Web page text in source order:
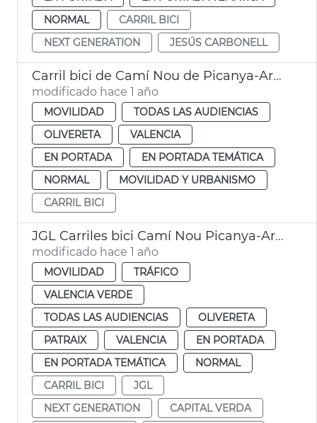
NORMAL
CARRIL BICI
NEXT GENERATION
JESÚS CARBONELL
Carril bici de Camí Nou de Picanya-Arxiduc Carles
modificado hace 1 año
MOVILIDAD
TODAS LAS AUDIENCIAS
OLIVERETA
VALENCIA
EN PORTADA
EN PORTADA TEMÁTICA
NORMAL
MOVILIDAD Y URBANISMO
CARRIL BICI
JGL Carriles bici Camí Nou Picanya-Archiduque Carlos i Tres Forques-Vara de Quart
modificado hace 1 año
MOVILIDAD
TRÁFICO
VALENCIA VERDE
TODAS LAS AUDIENCIAS
OLIVERETA
PATRAIX
VALENCIA
EN PORTADA
EN PORTADA TEMÁTICA
NORMAL
CARRIL BICI
JGL
NEXT GENERATION
CAPITAL VERDA